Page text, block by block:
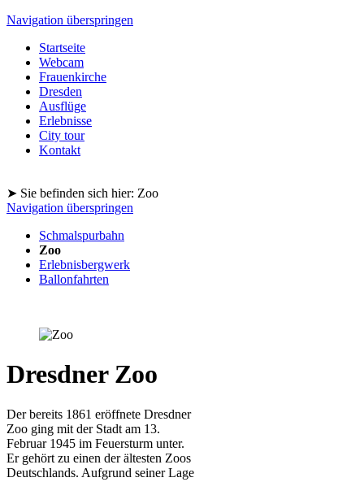
Navigation überspringen
Startseite
Webcam
Frauenkirche
Dresden
Ausflüge
Erlebnisse
City tour
Kontakt
➤ Sie befinden sich hier: Zoo
Navigation überspringen
Schmalspurbahn
Zoo
Erlebnisbergwerk
Ballonfahrten
Dresdner Zoo
Der bereits 1861 eröffnete Dresdner
Zoo ging mit der Stadt am 13.
Februar 1945 im Feuersturm unter.
Er gehört zu einen der ältesten Zoos
Deutschlands. Aufgrund seiner Lage